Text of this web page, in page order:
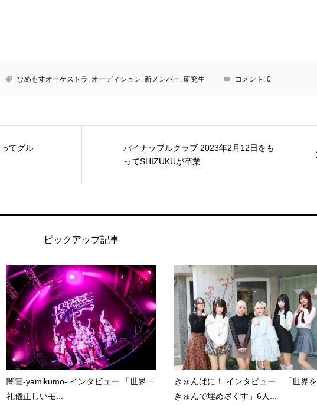
ひめもすオーケストラ , オーディション, 新メンバー, 研究生 コメント: 0
てグル
パイナップルクラブ 2023年2月12日をも
ってSHIZUKUが卒業
ピックアップ記事
闇雲-yamikumo- インタビュー 「世界一
礼儀正しいモ...
きゅんぱに！ インタビュー 「世界を
きゅんで埋め尽くす」6人...